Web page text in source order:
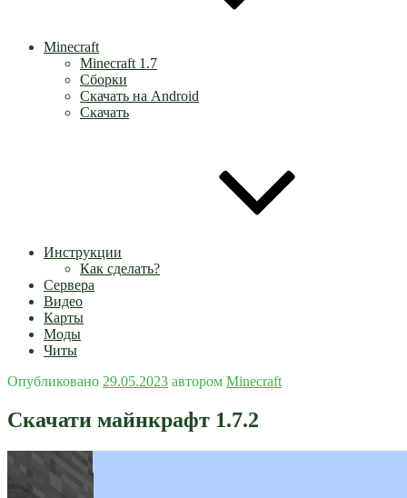
Minecraft
Minecraft 1.7
Сборки
Скачать на Android
Скачать
Инструкции
Как сделать?
Сервера
Видео
Карты
Моды
Читы
Опубликовано 29.05.2023 автором Minecraft
Скачати майнкрафт 1.7.2